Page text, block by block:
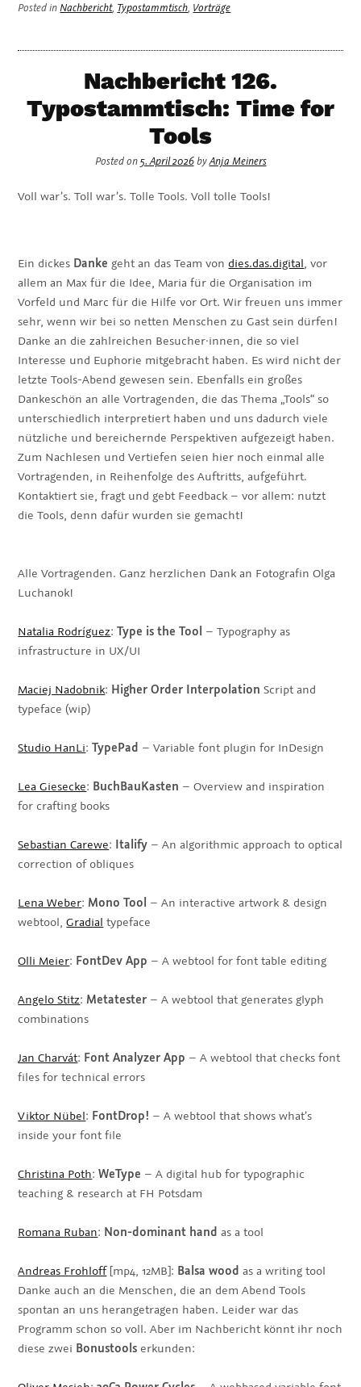
Posted inNachbericht, Typostammtisch, Vorträge
Nachbericht 126.
Typostammtisch: Time for
Tools
Posted on5. April 2026byAnja Meiners
Voll war’s. Toll war’s. Tolle Tools. Voll tolle Tools!
Ein dickes Danke geht an das Team von dies.das.digital, vor
allem an Max für die Idee, Maria für die Organisation im
Vorfeld und Marc für die Hilfe vor Ort. Wir freuen uns immer
sehr, wenn wir bei so netten Menschen zu Gast sein dürfen!
Danke an die zahlreichen Besucher·innen, die so viel
Interesse und Euphorie mitgebracht haben. Es wird nicht der
letzte Tools-Abend gewesen sein. Ebenfalls ein großes
Dankeschön an alle Vortragenden, die das Thema „Tools“ so
unterschiedlich interpretiert haben und uns dadurch viele
nützliche und bereichernde Perspektiven aufgezeigt haben.
Zum Nachlesen und Vertiefen seien hier noch einmal alle
Vortragenden, in Reihenfolge des Auftritts, aufgeführt.
Kontaktiert sie, fragt und gebt Feedback – vor allem: nutzt
die Tools, denn dafür wurden sie gemacht!
Alle Vortragenden. Ganz herzlichen Dank an Fotografin Olga
Luchanok!
Natalia Rodríguez:Type is the Tool – Typography as
infrastructure in UX/UI
Maciej Nadobnik: Higher Order Interpolation Script and
typeface (wip)
Studio HanLi:TypePad – Variable font plugin for InDesign
Lea Giesecke: BuchBauKasten – Overview and inspiration
for crafting books
Sebastian Carewe: Italify – An algorithmic approach to optical
correction of obliques
Lena Weber: Mono Tool – An interactive artwork & design
webtool,Gradial typeface
Olli Meier: FontDev App – A webtool for font table editing
Angelo Stitz: Metatester – A webtool that generates glyph
combinations
Jan Charvát: Font Analyzer App – A webtool that checks font
files for technical errors
Viktor Nübel: FontDrop! – A webtool that shows what’s
inside your font file
Christina Poth:WeType – A digital hub for typographic
teaching & research at FH Potsdam
Romana Ruban: Non-dominant hand as a tool
Andreas Frohloff[mp4, 12MB]: Balsa wood as a writing tool
Danke auch an die Menschen, die an dem Abend Tools
spontan an uns herangetragen haben. Leider war das
Programm schon so voll. Aber im Nachbericht könnt ihr noch
diese zwei Bonustools erkunden: